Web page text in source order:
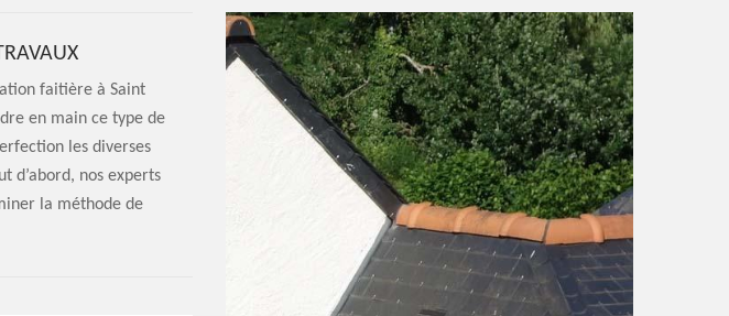
faitière à Saint
en main ce type de
les diverses
d’abord, nos experts
la méthode de